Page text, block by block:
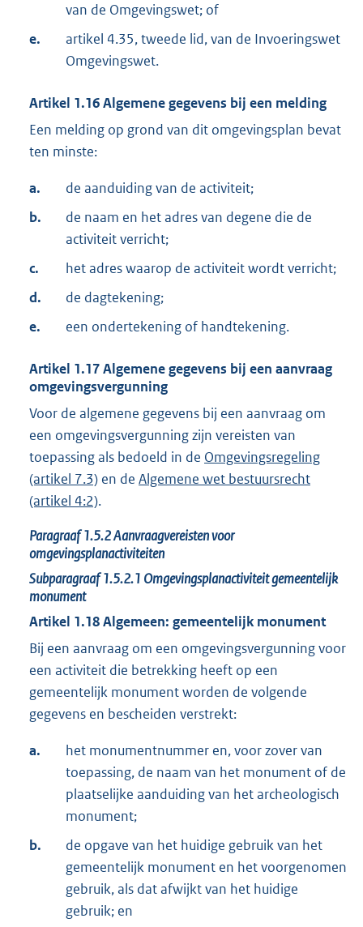
van de Omgevingswet; of
e.
artikel 4.35, tweede lid, van de Invoeringswet
Omgevingswet.
Artikel 1.16Algemene gegevens bij een melding
Een melding op grond van dit omgevingsplan bevat
ten minste:
a.
de aanduiding van de activiteit;
b.
de naam en het adres van degene die de
activiteit verricht;
c.
het adres waarop de activiteit wordt verricht;
d.
de dagtekening;
e.
een ondertekening of handtekening.
Artikel 1.17Algemene gegevens bij een aanvraag
omgevingsvergunning
Voor de algemene gegevens bij een aanvraag om
een omgevingsvergunning zijn vereisten van
toepassing als bedoeld in de Omgevingsregeling
(artikel 7.3) en de Algemene wet bestuursrecht
(artikel 4:2).
Paragraaf1.5.2Aanvraagvereisten voor
omgevingsplanactiviteiten
Subparagraaf1.5.2.1 Omgevingsplanactiviteit gemeentelijk
monument
Artikel 1.18Algemeen: gemeentelijk monument
Bij een aanvraag om een omgevingsvergunning voor
een activiteit die betrekking heeft op een
gemeentelijk monument worden de volgende
gegevens en bescheiden verstrekt:
a.
het monumentnummer en, voor zover van
toepassing, de naam van het monument of de
plaatselijke aanduiding van het archeologisch
monument;
b.
de opgave van het huidige gebruik van het
gemeentelijk monument en het voorgenomen
gebruik, als dat afwijkt van het huidige
gebruik; en